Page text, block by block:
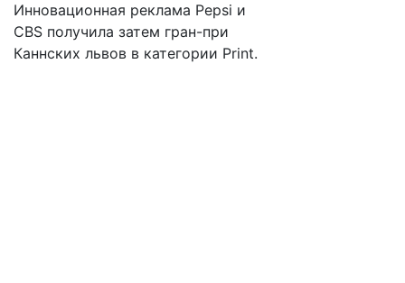
Инновационная реклама Pepsi и
CBS получила затем гран-при
Каннских львов в категории Print.